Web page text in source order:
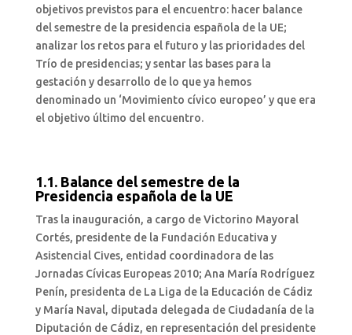
objetivos previstos para el encuentro: hacer balance
del semestre de la presidencia española de la UE;
analizar los retos para el futuro y las prioridades del
Trío de presidencias; y sentar las bases para la
gestación y desarrollo de lo que ya hemos
denominado un ‘Movimiento cívico europeo’ y que era
el objetivo último del encuentro.
1.1. Balance del semestre de la
Presidencia española de la UE
Tras la inauguración, a cargo de Victorino Mayoral
Cortés, presidente de la Fundación Educativa y
Asistencial Cives, entidad coordinadora de las
Jornadas Cívicas Europeas 2010; Ana María Rodríguez
Penín, presidenta de La Liga de la Educación de Cádiz
y María Naval, diputada delegada de Ciudadanía de la
Diputación de Cádiz, en representación del presidente